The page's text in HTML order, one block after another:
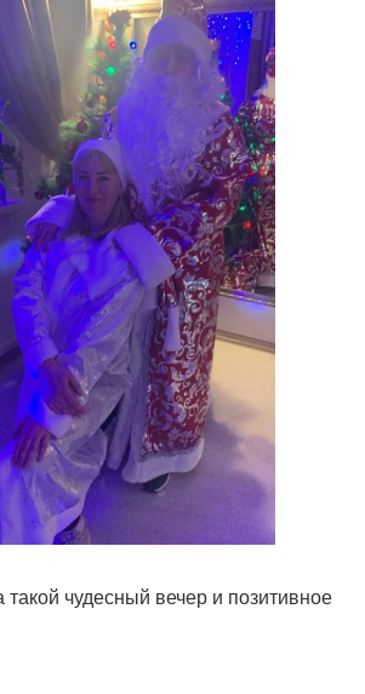
чудесный вечер и позитивное